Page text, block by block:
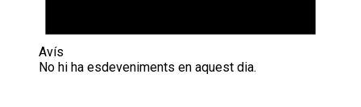
Avís
No hi ha esdeveniments en aquest dia.